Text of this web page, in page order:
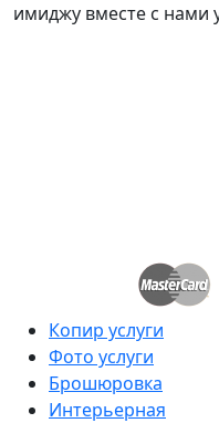
имиджу вместе с нами
Копир услуги
Фото услуги
Брошюровка
Интерьерная